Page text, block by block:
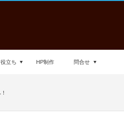
立ち HP制作 問合せ